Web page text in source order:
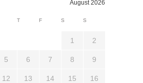
August 2026
T F S S
1 2
5 6 7 8 9
12 13 14 15 16